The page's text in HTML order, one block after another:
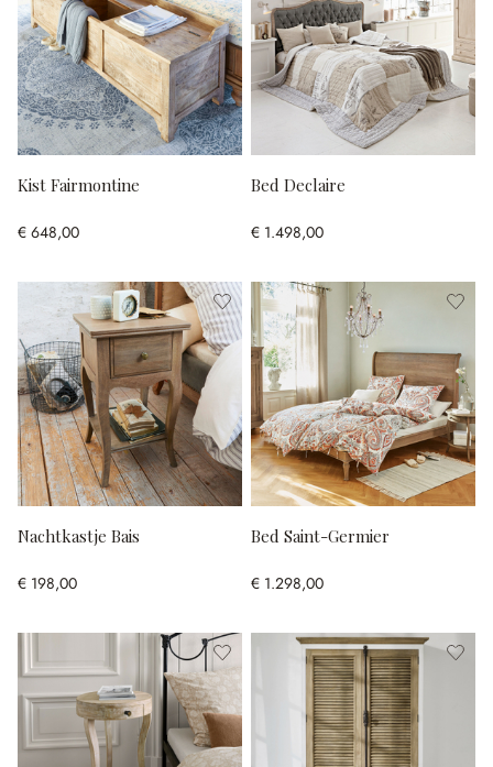
Kist Fairmontine
€ 648,00
Bed Declaire
€ 1.498,00
Nachtkastje Bais
€ 198,00
Bed Saint-Germier
€ 1.298,00